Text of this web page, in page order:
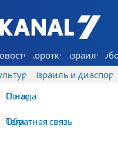
7 КАНАЛ - Аруц Шева
Коротко Израиль
Израиль и диаспора
О нас
Обратная связь
Погода
Теги